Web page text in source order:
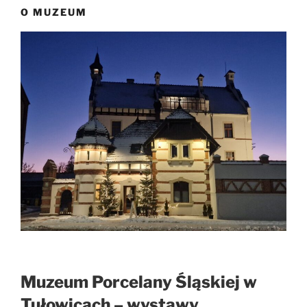
O MUZEUM
Muzeum Porcelany Śląskiej w